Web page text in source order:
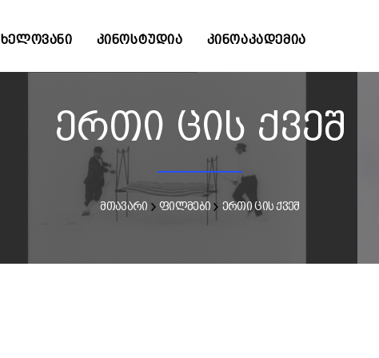
ᲮᲔᲚᲝᲕᲐᲜᲘ ᲙᲘᲜᲝᲡᲢᲣᲓᲘᲐ ᲙᲘᲜᲝᲐᲙᲐᲓᲔᲛᲘᲐ
ერთი ცის ქვეშ
მთავარი ფილმები ერთი ცის ქვეშ